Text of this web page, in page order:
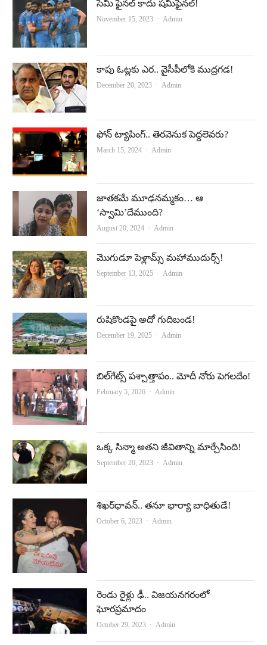
సెమీ ఫైనల్‌ కాదు షమీఫైనల్‌!
November 15, 2023 Author
Admin
కాపు ఓట్లకు ఎర.. వైసీపీలోకి ముద్రగడ!
December 20, 2023 Author
Admin
ఫోన్‌ ట్యాపింగ్‌.. తెరవెనుక పెద్దలెవరు?
March 15, 2024 Author
Admin
జాతకమే మూఢనమ్మకం… ఆ
‘స్వామి’దేముంది?
August 20, 2024 Author
Admin
మొగుడూ పెళ్లామ్స్ మహాముదుర్స్!
September 13, 2025 Author
Admin
రుషికొండపై అదో గుదిబండ!
December 19, 2025 Author
Admin
బిల్‌గేట్స్‌ పశ్చాత్తాపం.. మోదీ నోరు పెగలదేం!
February 5, 2026 Author
Admin
ఒక్క సిన్మా అతని జీవితాన్ని మార్చేసింది!
September 20, 2023 Author
Admin
శిఖర్‌ధావన్‌.. తనూ భార్యా బాధితుడే!
October 6, 2023 Author
Admin
రెండు రైళ్లు ఢీ.. విజయనగరంలో
ఘోరప్రమాదం
October 29, 2023 Author
Admin